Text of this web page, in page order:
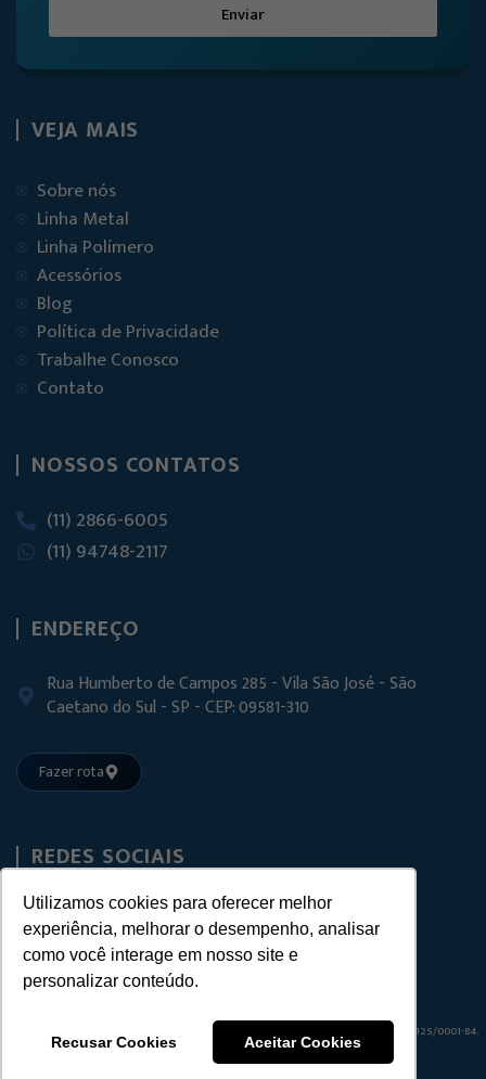
Utilizamos cookies para oferecer melhor
experiência, melhorar o desempenho, analisar
como você interage em nosso site e
personalizar conteúdo.
Recusar Cookies Aceitar Cookies
Enviar
VEJA MAIS
Sobre nós
Linha Metal
Linha Polímero
Acessórios
Blog
Política de Privacidade
Trabalhe Conosco
Contato
NOSSOS CONTATOS
(11) 2866-6005
(11) 94748-2117
ENDEREÇO
Rua Humberto de Campos 285 - Vila São José - São
Caetano do Sul - SP - CEP: 09581-310
Fazer rota
REDES SOCIAIS
22.509.125/0001-84.
Todos os direitos reservados – Criado por